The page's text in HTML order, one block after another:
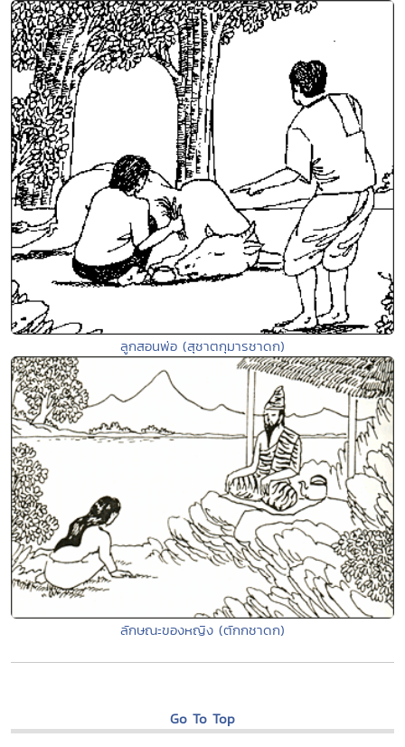
ลูกสอนพ่อ (สุชาตกุมารชาดก)
ลักษณะของหญิง (ตักกชาดก)
Go To Top